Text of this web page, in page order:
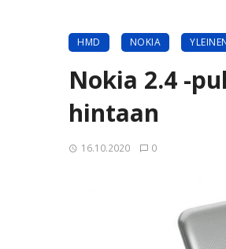
HMD NOKIA
Nokia 2.4 -
hintaan
16.10.2020 0